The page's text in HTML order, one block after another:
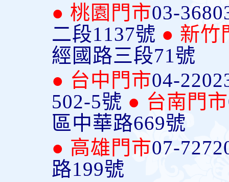
● 桃園門市03-
二段1137號 ● 新竹
經國路三段71號
● 台中門市04-
502-5號 ● 台南門市
區中華路669號
● 高雄門市07-
路199號